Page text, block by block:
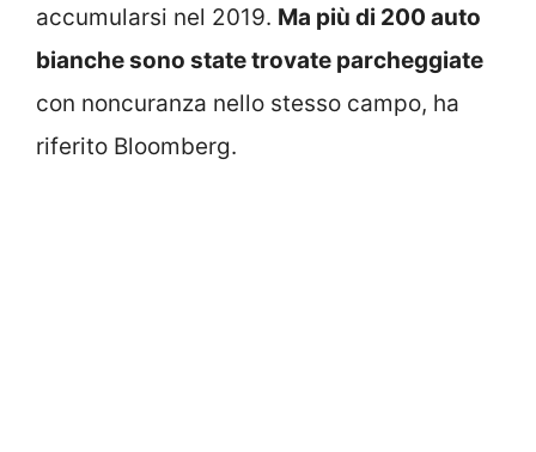
accumularsi nel 2019. Ma più di 200 auto
bianche sono state trovate parcheggiate
con noncuranza nello stesso campo, ha
riferito Bloomberg.